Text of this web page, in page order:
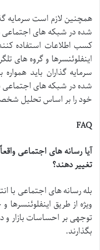
همچنین لازم استسرمایه
شدهدر شبکه های اجتماعی
کسب اطلاعات استفاده
اینفلوئنسرها و گروه های
سرمایه گذاران باید همواره
شدهدر شبکههای اجتماعی
خودرا بر اساستحلیل
FAQ
آیا رسانه های اجتماعی واقعاً
تغییردهند؟
بلهرسانههای اجتماعی با
ویژه از طریق اینفلوئنسرها و
توجهی بر احساساتبازار و
بگذارند.